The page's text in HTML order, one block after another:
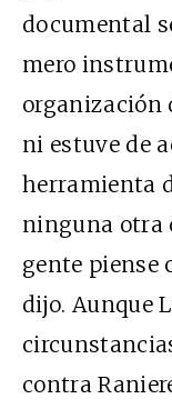
documental
mero
organización
ni estuve de
herramienta
ninguna otra
gente piense
dijo. Aunque
contra